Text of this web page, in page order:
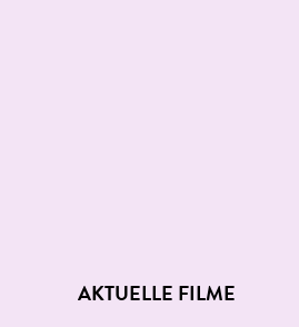
AKTUELLE FILME